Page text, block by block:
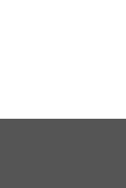
」iOS向け最新版を...
iOS向け最新版をリリー